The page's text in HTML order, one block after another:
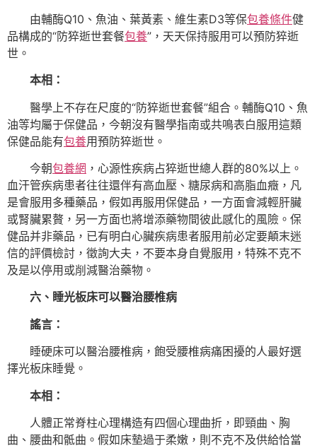
由輔酶Q10、魚油、葉黃素、維生素D3等保包養條件健
品構成的“防猝逝世套餐包養”，天天保持服用可以預防猝逝
世。
本相：
醫學上不存在尺度的“防猝逝世套餐”組合。輔酶Q10、魚
油等均屬于保健品，今朝沒有醫學指南或共鳴表白服用這類
保健品能有包養用預防猝逝世。
今朝包養網 ，心源性疾病占猝逝世總人群的80%以上。
血汗管疾病患者往往還伴有高血壓、糖尿病和高脂血癥，凡
是會服用多種藥品，假如再服用保健品，一方面會減輕肝臟
或腎臟累贅，另一方面也將增添藥物間彼此感化的風險。保
健品并非藥品，已有明白心臟疾病患者服用前必定要顛末迷
信的評價檢討，徵詢大夫，不要本身自覺服用，特殊不克不
及是以停用或削減醫治藥物。
六、睡光板床可以醫治腰椎病
謠言：
睡硬床可以醫治腰椎病，飽受腰椎病痛困擾的人最好選
擇光板床睡覺。
本相：
人體正常脊柱心理構造有四個心理曲折，即頸曲、胸
曲、腰曲和骶曲。假如床墊過于柔嫩，則不克不及供給恰當